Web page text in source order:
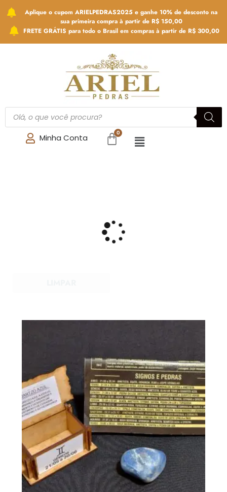
Aplique o cupom ARIELPEDRAS2025 e ganhe 10% de desconto na
sua primeira compra à partir de R$ 150,00
FRETE GRÁTIS para todo o Brasil em compras à partir de R$ 300,00
Minha Conta